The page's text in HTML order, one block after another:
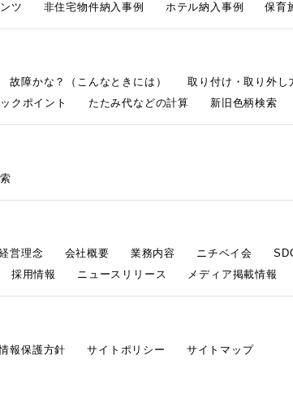
ツ 非住宅物件納入事例 ホテル納入事例 保育
故障かな？（こんなときには） 取り付け・取り外し
クポイント たたみ代などの計算 新旧色柄検索
営理念 会社概要 業務内容 ニチベイ会
採用情報 ニュースリリース メディア掲載情報
報保護方針 サイトポリシー サイトマップ